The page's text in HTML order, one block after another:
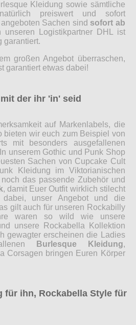
Kleidung sowie sämtliche
preiswert und sofort
Sachen sind sofort ab
unseren Logistikpartner DHL ist
garantiert.
großen Angebot überraschen,
garantiert etwas dabei!
der ihr 'in' seid
auf Markenlabels, die
bieten wir euch zum Beispiel von
mit besonders ausgefallenen
unserem Gothic und Punk Shop
Sachen von Cupcake Cult
Kleidung im Viktorianischen
das passende Zubehör und
, damit Euer Outfit wirklich stilecht
unser Angebot und die
gilt auch für unseren Rockabilly
waren so wild wie unsere
unsere Rockabella Kollektion
gewagter erscheinen die Ladies
Burlesque Kleidung,
Corsagen bringen Euren Körper
für ihn, Rockabella Style für